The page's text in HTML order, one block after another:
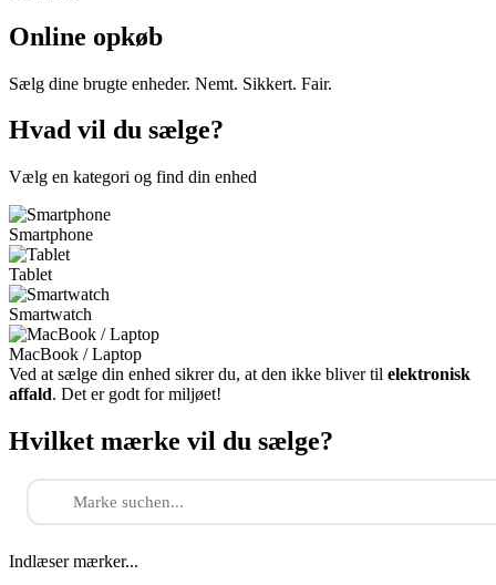
Online opkøb
Sælg dine brugte enheder. Nemt. Sikkert. Fair.
Hvad vil du sælge?
Vælg en kategori og find din enhed
Smartphone
Tablet
Smartwatch
MacBook / Laptop
Ved at sælge din enhed sikrer du, at den ikke bliver til elektronisk
affald. Det er godt for miljøet!
Hvilket mærke vil du sælge?
Indlæser mærker...